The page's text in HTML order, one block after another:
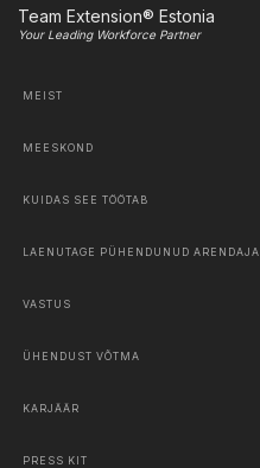
Team Extension® Estonia
Your Leading Workforce Partner
MEIST
MEESKOND
KUIDAS SEE TÖÖTAB
LAENUTAGE PÜHENDUNUD
VASTUS
ÜHENDUST VÕTMA
KARJÄÄR
PRESS KIT